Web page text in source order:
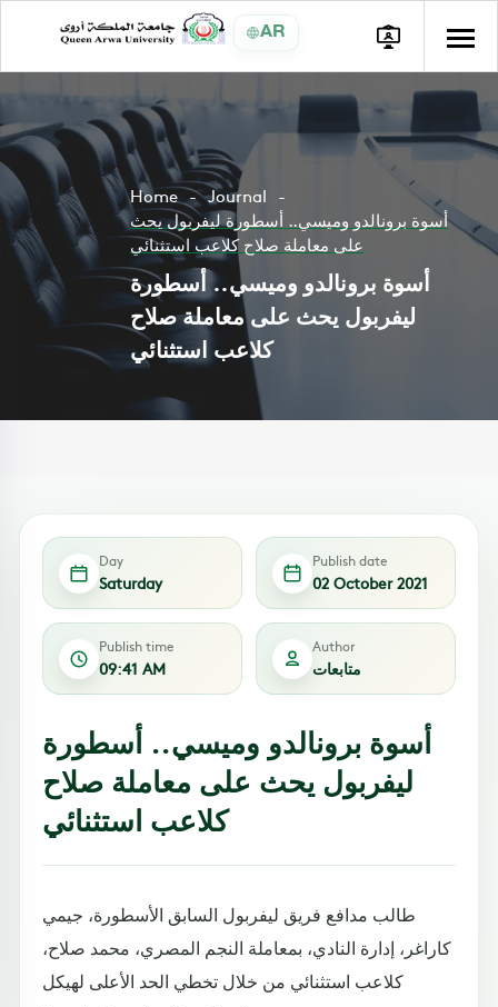
AR
Home
Journal
أسوة برونالدو وميسي.. أسطورة ليفربول يحث
على معاملة صلاح كلاعب استثنائي
أسوة برونالدو وميسي.. أسطورة
ليفربول يحث على معاملة صلاح
كلاعب استثنائي
Day
Saturday
Publish date
02 October 2021
Publish time
09:41 AM
Author
متابعات
أسوة برونالدو وميسي.. أسطورة
ليفربول يحث على معاملة صلاح
كلاعب استثنائي
طالب مدافع فريق ليفربول السابق الأسطورة، جيمي
كاراغر، إدارة النادي، بمعاملة النجم المصري، محمد صلاح،
كلاعب استثنائي من خلال تخطي الحد الأعلى لهيكل